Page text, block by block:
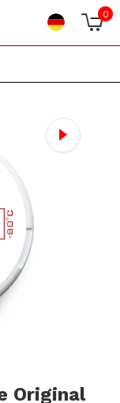
0
Original